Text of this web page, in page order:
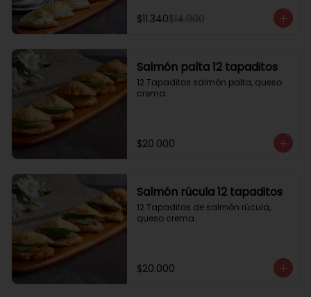
$11.340$14.000
Salmón palta 12 tapaditos
12 Tapaditos salmón palta, queso
crema.
$20.000
Salmón rúcula 12 tapaditos
12 Tapaditos de salmón rúcula,
queso crema.
$20.000